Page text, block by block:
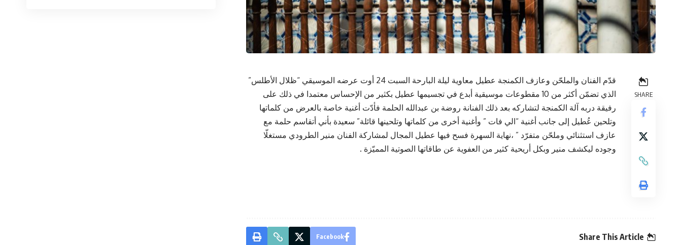
SHARE
قدّم الفنان والملحّن وعازف الكمنجة عطيل معاوية ليلة البارحة السبت 24 أوت عرضه الموسيقي “ظلال الأطلس”
الذي تضمّن أكثر من 10 مقطوعات موسيقية أبدع في تجسيمها عطيل بكثير من الإحساس معتمدا في ذلك على
رفيقة دربه آلة الكمنجة لتشاركه بعد ذلك الفنانة روضة بن عبدالله الحلمة فأدّت أغنية خاصة بالعرض من كلماتها
وتلحين عُطيل إلى جانب أغنية “الي فات ” وأغنية أخرى من كلماتها وتلحينها قائلة” سعيدة بأني أتقاسم حلمة مع
عازف استثنائي وملحّن متفرّد ” ،نهاية السهرة فسح فيها عطيل المجال لمشاركة الفنان منير الطرودي مستغلّا
وجوده ليكشف منير وبكل أريحية كثير من العفوية عن طاقاتها الصوتية المميّزة .
Share This Article
Facebook